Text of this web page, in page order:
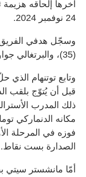
آخرها إلحاقه هزيمة
24 نوفمبر 2024.
وسجّل هدفي الفريق
(35)، والبرتغالي جواو بالينيا (45+2).
قبل أن يُتوّج بلقب
ذلك المدرب
مكانه الدنماركي
الصدارة بست نقاط.
أمّا مانشستر سيتي